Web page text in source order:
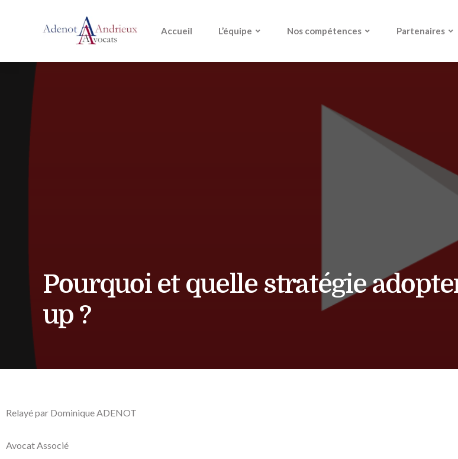
Accueil L’équipe Nos compétences Partenaires
Pourquoi et quelle stratégie
up ?
Relayé par Dominique ADENOT
Avocat Associé